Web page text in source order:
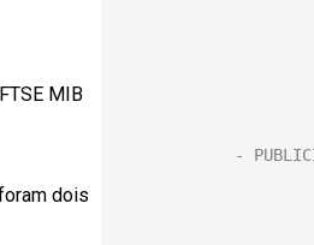
MIB
dois